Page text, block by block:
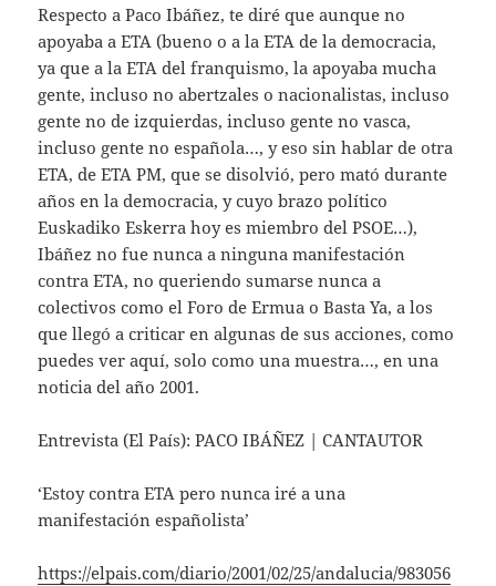
Respecto a Paco Ibáñez, te diré que aunque no
apoyaba a ETA (bueno o a la ETA de la democracia,
ya que a la ETA del franquismo, la apoyaba mucha
gente, incluso no abertzales o nacionalistas, incluso
gente no de izquierdas, incluso gente no vasca,
incluso gente no española…, y eso sin hablar de otra
ETA, de ETA PM, que se disolvió, pero mató durante
años en la democracia, y cuyo brazo político
Euskadiko Eskerra hoy es miembro del PSOE…),
Ibáñez no fue nunca a ninguna manifestación
contra ETA, no queriendo sumarse nunca a
colectivos como el Foro de Ermua o Basta Ya, a los
que llegó a criticar en algunas de sus acciones, como
puedes ver aquí, solo como una muestra…, en una
noticia del año 2001.
Entrevista (El País): PACO IBÁÑEZ | CANTAUTOR
‘Estoy contra ETA pero nunca iré a una
manifestación españolista’
https://elpais.com/diario/2001/02/25/andalucia/983056